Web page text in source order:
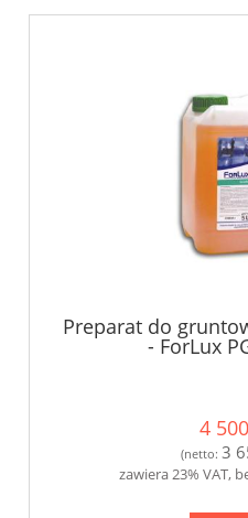
Preparat do
- ForLux
4
(netto: 3
zawiera 23% VAT,